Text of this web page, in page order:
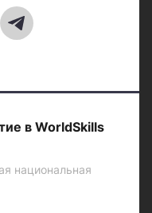
в WorldSkills
национальная